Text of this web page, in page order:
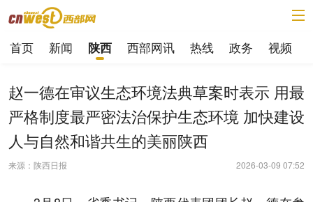
首页 新闻 陕西 西部网讯 热线 政务 视频
赵一德在审议生态环境法典草案时表示 用最
严格制度最严密法治保护生态环境 加快建设
人与自然和谐共生的美丽陕西
来源：陕西日报 2026-03-09 07:52